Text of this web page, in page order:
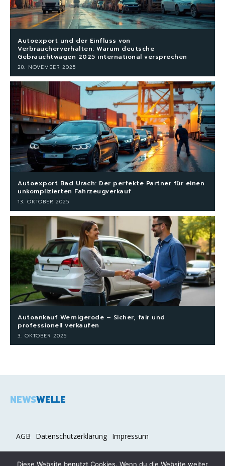
Autoexport und der Einfluss von
Verbraucherverhalten: Warum deutsche
Gebrauchtwagen 2025 international versprechen
28. NOVEMBER 2025
Autoexport Bad Urach: Der perfekte Partner für einen
unkomplizierten Fahrzeugverkauf
13. OKTOBER 2025
Autoankauf Wernigerode – Sicher, fair und
professionell verkaufen
3. OKTOBER 2025
NEWSWELLE
AGB Datenschutzerklärung Impressum
Diese Website benutzt Cookies. Wenn du die Website weiter